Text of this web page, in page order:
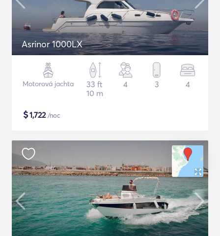
Asrinor 1000LX
Motorová jachta
33 ft
10 m
4 3 4
$1,722/noc